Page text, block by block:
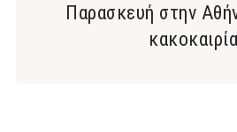
Παρασκευή στην